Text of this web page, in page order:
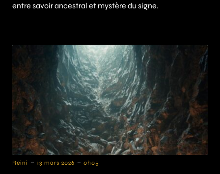
entre savoir ancestral et mystère du signe.
Reini - 13 mars 2026 - 0h05